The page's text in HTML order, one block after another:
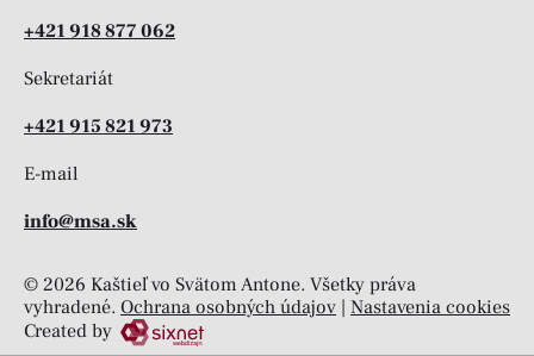
+421 918 877 062
Sekretariát
+421 915 821 973
E-mail
info@msa.sk
© 2026 Kaštieľ vo Svätom Antone. Všetky práva
vyhradené. Ochrana osobných údajov | Nastavenia cookies
Created by